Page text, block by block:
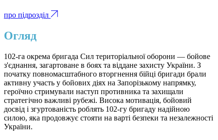
про підрозділ
Огляд
102-га окрема бригада Сил територіальної оборони — бойове
з'єднання, загартоване в боях та віддане захисту України. З
початку повномасштабного вторгнення бійці бригади брали
активну участь у бойових діях на Запорізькому напрямку,
героїчно стримували наступ противника та захищали
стратегічно важливі рубежі. Висока мотивація, бойовий
досвід і згуртованість роблять 102-гу бригаду надійною
силою, яка продовжує стояти на варті безпеки та незалежності
України.